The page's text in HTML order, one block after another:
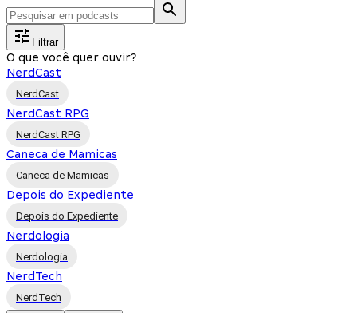
Filtrar
O que você quer ouvir?
NerdCast
NerdCast
NerdCast RPG
NerdCast RPG
Caneca de Mamicas
Caneca de Mamicas
Depois do Expediente
Depois do Expediente
Nerdologia
Nerdologia
NerdTech
NerdTech